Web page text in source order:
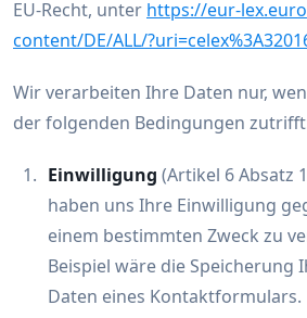
EU-Recht, unter https://eur-
content/DE/ALL/
Wir verarbeiten Ihre Daten nur,
der folgenden Bedingungen
Einwilligung (Artikel 6 Absatz
haben uns Ihre Einwilligung
einem bestimmten Zweck zu
Beispiel wäre die Speicherung
Daten eines Kontaktformulars.